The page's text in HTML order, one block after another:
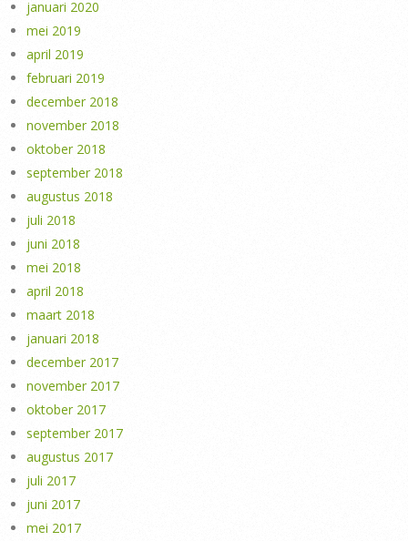
januari 2020
mei 2019
april 2019
februari 2019
december 2018
november 2018
oktober 2018
september 2018
augustus 2018
juli 2018
juni 2018
mei 2018
april 2018
maart 2018
januari 2018
december 2017
november 2017
oktober 2017
september 2017
augustus 2017
juli 2017
juni 2017
mei 2017